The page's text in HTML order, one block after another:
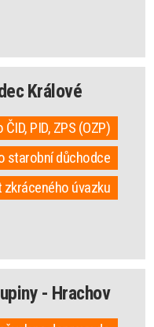
Králové
PID, ZPS (OZP)
starobní důchodce
úvazku
- Hrachov